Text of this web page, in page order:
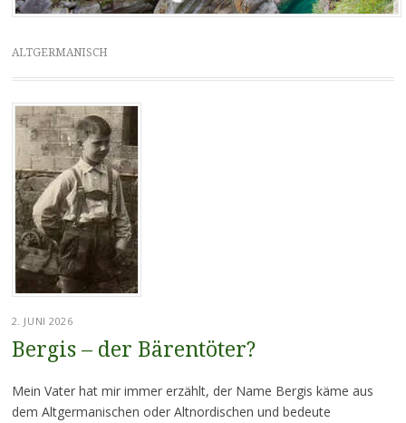
ALTGERMANISCH
2. JUNI 2026
Bergis – der Bärentöter?
Mein Vater hat mir immer erzählt, der Name Bergis käme aus
dem Altgermanischen oder Altnordischen und bedeute